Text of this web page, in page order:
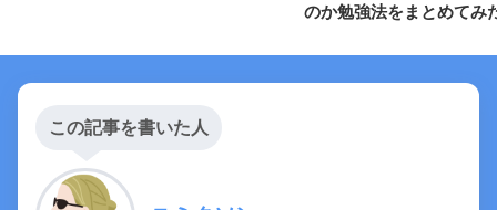
のか勉強法をまとめてみ
この記事を書いた人